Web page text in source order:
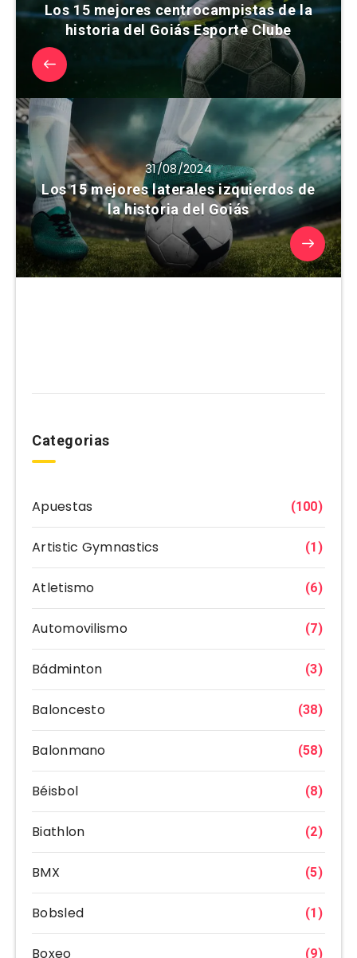
Los 15 mejores centrocampistas de la
historia del Goiás Esporte Clube
31/08/2024
Los 15 mejores laterales izquierdos de
la historia del Goiás
Categorias
Apuestas (100)
Artistic Gymnastics (1)
Atletismo (6)
Automovilismo (7)
Bádminton (3)
Baloncesto (38)
Balonmano (58)
Béisbol (8)
Biathlon (2)
BMX (5)
Bobsled (1)
Boxeo (9)